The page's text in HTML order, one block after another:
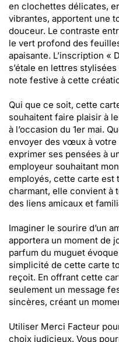
en clochettes délicates,
vibrantes, apportent une
douceur. Le contraste
le vert profond des
apaisante. L’inscription «
s’étale en lettres
note festive à cette
Qui que ce soit, cette
souhaitent faire plaisir à
à l’occasion du 1er mai.
envoyer des vœux à votre
exprimer ses pensées à
employeur souhaitant
employés, cette carte est
charmant, elle convient à
des liens amicaux et
Imaginer le sourire d’un
apportera un moment de
parfum du muguet
simplicité de cette carte
reçoit. En offrant cette
seulement un message
sincères, créant un
Utiliser Merci Facteur
choix judicieux. Vous